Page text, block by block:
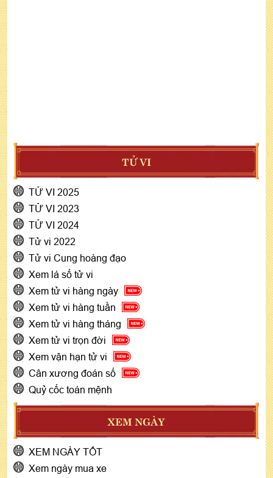
TỬ VI
TỬ VI 2025
TỬ VI 2023
TỬ VI 2024
Tử vi 2022
Tử vi Cung hoàng đạo
Xem lá số tử vi
Xem tử vi hàng ngày
Xem tử vi hàng tuần
Xem tử vi hàng tháng
Xem tử vi trọn đời
Xem vận hạn tử vi
Cân xương đoán số
Quỷ cốc toán mệnh
XEM NGÀY
XEM NGÀY TỐT
Xem ngày mua xe